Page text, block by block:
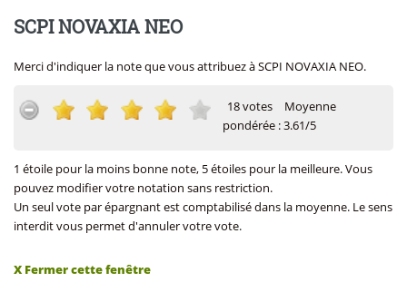
SCPI NOVAXIA NEO
Merci d'indiquer la note que vous attribuez à SCPI NOVAXIA NEO.
18 votes
Moyenne
pondérée : 3.61/5
1 étoile pour la moins bonne note, 5 étoiles pour la meilleure. Vous
pouvez modifier votre notation sans restriction.
Un seul vote par épargnant est comptabilisé dans la moyenne. Le sens
interdit vous permet d'annuler votre vote.
X Fermer cette fenêtre